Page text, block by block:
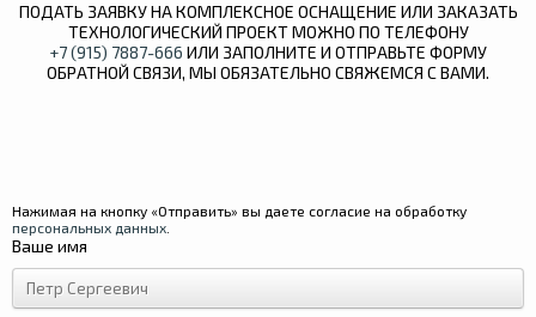
ПОДАТЬ ЗАЯВКУ НА КОМПЛЕКСНОЕ ОСНАЩЕНИЕ ИЛИ ЗАКАЗАТЬ
ТЕХНОЛОГИЧЕСКИЙ ПРОЕКТ МОЖНО ПО ТЕЛЕФОНУ
+7 (915) 7887-666 ИЛИ ЗАПОЛНИТЕ И ОТПРАВЬТЕ ФОРМУ
ОБРАТНОЙ СВЯЗИ, МЫ ОБЯЗАТЕЛЬНО СВЯЖЕМСЯ С ВАМИ.
Ваше имя
Нажимая на кнопку «Отправить» вы даете согласие на обработку
персональных данных